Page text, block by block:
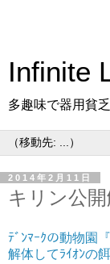
Infinite
多趣味で器用貧
2014年2月11日
キリン公
ﾃﾞﾝﾏｰｸの動物園
解体してﾗｲｵﾝの